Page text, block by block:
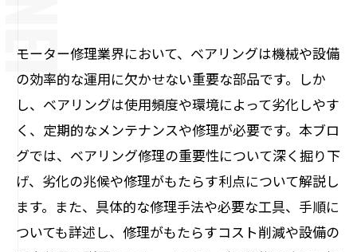
モーター修理業界において、ベアリングは機械や設備
の効率的な運用に欠かせない重要な部品です。しか
し、ベアリングは使用頻度や環境によって劣化しやす
く、定期的なメンテナンスや修理が必要です。本ブロ
グでは、ベアリング修理の重要性について深く掘り下
げ、劣化の兆候や修理がもたらす利点について解説し
ます。また、具体的な修理手法や必要な工具、手順に
ついても詳述し、修理がもたらすコスト削減や設備の